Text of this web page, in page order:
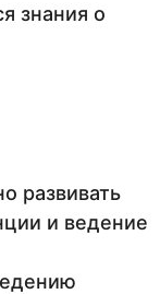
знания о
развивать
и ведение